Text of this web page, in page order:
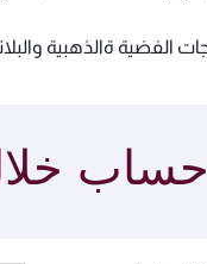
الفضية ةالذهبية
حساب